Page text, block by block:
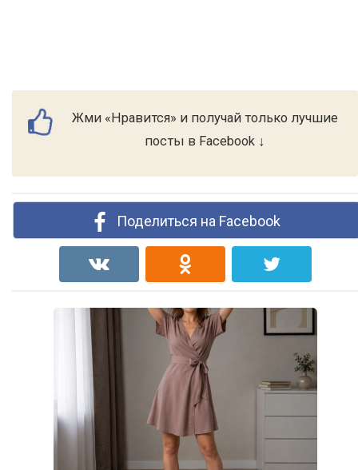
Жми «Нравится» и получай только лучшие
посты в Facebook ↓
Поделиться на Facebook